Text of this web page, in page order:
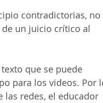
contradictorias, no
un juicio crítico al
que se puede
para los videos. Por
redes, el educador